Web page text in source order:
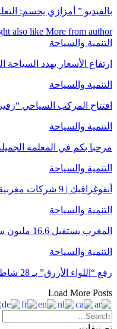
بالفيديو ” أمزازي يحسم:
also like More from author
التنمية والسياحة
ارتفاع الأسعار يهدد السياحة
التنمية والسياحة
افتتاح المركب السياحي
التنمية والسياحة
مرحبا بكم في المعلمة
التنمية والسياحة
أنفوغرافيك | 9 شركات مغربية ضمن ضمن قائمة “فوربس” لأكبر 100 شركة في الشرق الأوسط
التنمية والسياحة
المغرب يستقبل 16.6 مليون سائح في 10 أشهر
التنمية والسياحة
رفع “اللواء الأزرق” بـ 28 شاطئا وأربعة موانئ ترفيهية وبحيرة جبلية واحدة برسم صيف 2025
Load More Posts